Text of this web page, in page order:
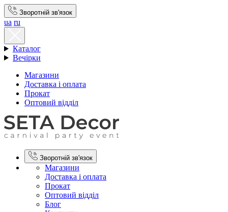
Зворотній зв'язок
ua ru
Каталог
Вечірки
Магазини
Доставка і оплата
Прокат
Оптовий відділ
Зворотній зв'язок
Магазини
Доставка і оплата
Прокат
Оптовий відділ
Блог